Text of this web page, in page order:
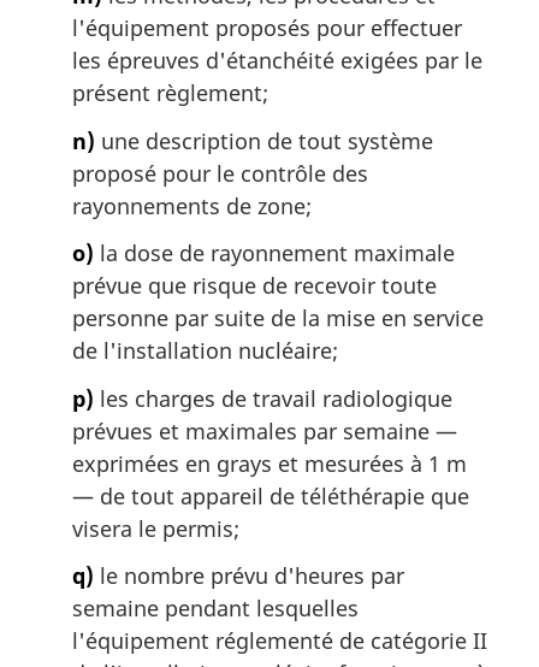
l'équipement proposés pour effectuer
les épreuves d'étanchéité exigées par le
présent règlement;
n) une description de tout système
proposé pour le contrôle des
rayonnements de zone;
o) la dose de rayonnement maximale
prévue que risque de recevoir toute
personne par suite de la mise en service
de l'installation nucléaire;
p) les charges de travail radiologique
prévues et maximales par semaine —
exprimées en grays et mesurées à 1 m
— de tout appareil de téléthérapie que
visera le permis;
q) le nombre prévu d'heures par
semaine pendant lesquelles
l'équipement réglementé de catégorie II